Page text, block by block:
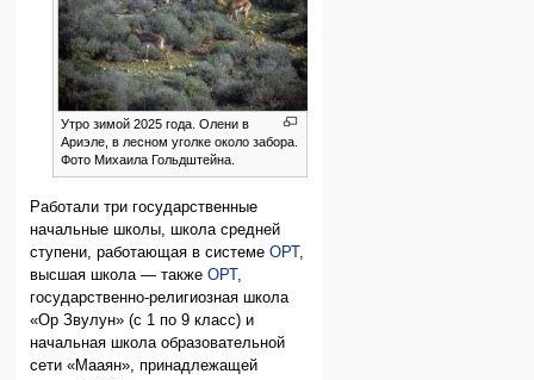
Утро зимой 2025 года. Олени в
Ариэле, в лесном уголке около забора.
Фото Михаила Гольдштейна.
Работали три государственные
начальные школы, школа средней
ступени, работающая в системеОРТ ,
высшая школа — такжеОРТ ,
государственно-религиозная школа
«Ор Звулун» (с 1 по 9 класс) и
начальная школа образовательной
сети «Мааян», принадлежащей